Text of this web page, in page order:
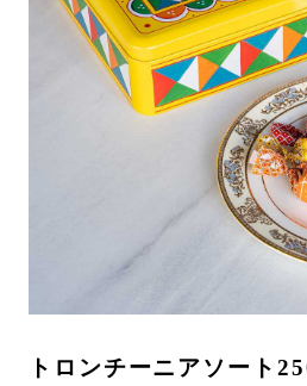
トロンチーニアソート